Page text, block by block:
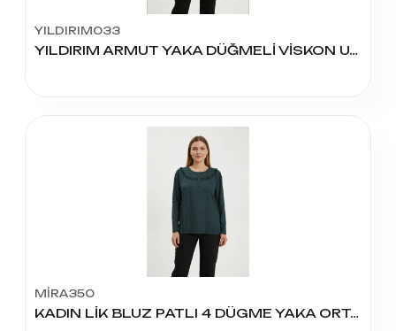
YILDIRIM033
YILDIRIM ARMUT YAKA DÜĞMELİ VİSKON U.KOL BLUZ
MİRA350
KADIN LİK BLUZ PATLI 4 DÜGME YAKA ORTASI TEK FIRFIR U.KOL